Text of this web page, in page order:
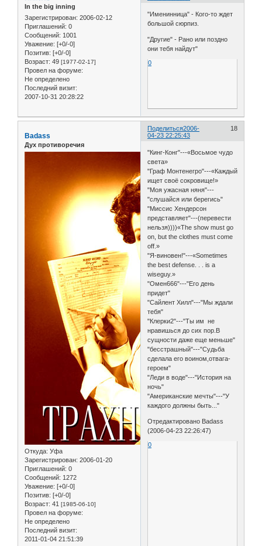
In the big inning
Зарегистрирован: 2006-02-12
Приглашений: 0
Сообщений: 1001
Уважение: [+0/-0]
Позитив: [+0/-0]
Возраст: 49 [1977-02-17]
Провел на форуме:
Не определено
Последний визит:
2007-10-31 20:28:22
"Именинница" - Кого-то ждет
большой сюрпиз.
"Другие" - Рано или поздно
они тебя найдут"
0
Поделиться 18
2006-
04-23 22:25:43
Badass
Дух противоречия
Откуда: Уфа
Зарегистрирован: 2006-01-20
Приглашений: 0
Сообщений: 1272
Уважение: [+0/-0]
Позитив: [+0/-0]
Возраст: 41 [1985-06-10]
Провел на форуме:
Не определено
Последний визит:
2011-01-04 21:51:39
"Кинг-Конг"---«Восьмое чудо
света»
"Граф Монтенегро"---«Каждый
ищет своё сокровище!»
"Моя ужасная няня"---
"слушайся или берегись"
"Миссис Хендерсон
представляет"---(перевести
нельзя))))«The show must go
on, but the clothes must come
off.»
"Я-виновен!"---«Sometimes
the best defense. . . is a
wiseguy.»
"Омен666"---"Его день
придет"
"Сайлент Хилл"---"Мы ждали
тебя"
"Клерки2"---"Ты им не
нравишься до сих пор.В
сущности даже еще меньше"
"бесстрашный"---"Судьба
сделала его воином,отвага-
героем"
"Леди в воде"---"История на
ночь"
"Американские мечты"---"У
каждого должны быть..."
Отредактировано Badass
(2006-04-23 22:26:47)
0